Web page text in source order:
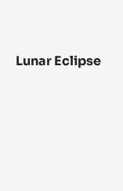
Lunar Eclipse